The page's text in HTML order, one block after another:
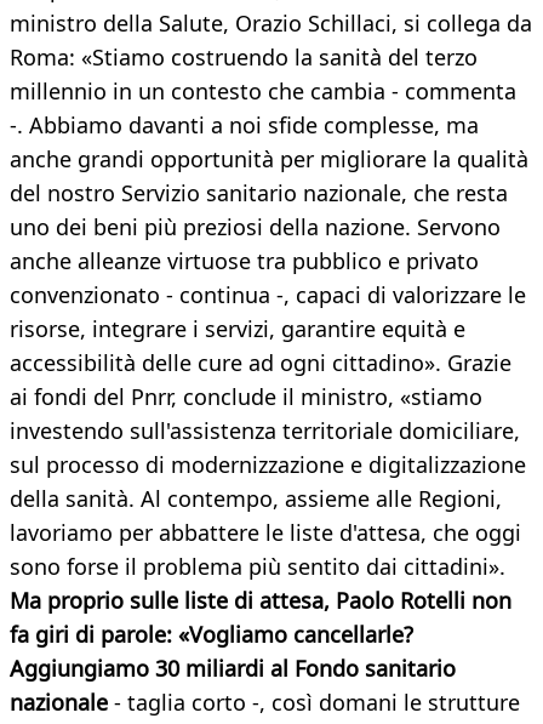
ministro della Salute, Orazio Schillaci, si collega da
Roma: «Stiamo costruendo la sanità del terzo
millennio in un contesto che cambia - commenta
-. Abbiamo davanti a noi sfide complesse, ma
anche grandi opportunità per migliorare la qualità
del nostro Servizio sanitario nazionale, che resta
uno dei beni più preziosi della nazione. Servono
anche alleanze virtuose tra pubblico e privato
convenzionato - continua -, capaci di valorizzare le
risorse, integrare i servizi, garantire equità e
accessibilità delle cure ad ogni cittadino». Grazie
ai fondi del Pnrr, conclude il ministro, «stiamo
investendo sull'assistenza territoriale domiciliare,
sul processo di modernizzazione e digitalizzazione
della sanità. Al contempo, assieme alle Regioni,
lavoriamo per abbattere le liste d'attesa, che oggi
sono forse il problema più sentito dai cittadini».
Ma proprio sulle liste di attesa, Paolo Rotelli non
fa giri di parole: «Vogliamo cancellarle?
Aggiungiamo 30 miliardi al Fondo sanitario
nazionale - taglia corto -, così domani le strutture